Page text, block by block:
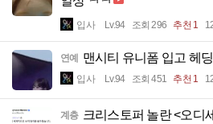
입사 Lv.94 조회 296 추천 1
연예 맨시티 유니폼 입고 헤
입사 Lv.94 조회 451 추천 1
계층 크리스토퍼 놀란 <오디